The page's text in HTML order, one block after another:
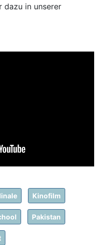
dazu in unserer
Kinofilm
Pakistan